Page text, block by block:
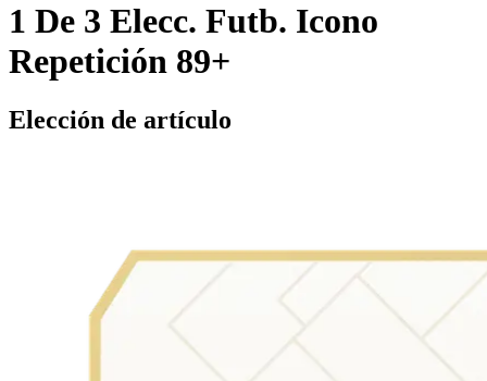
1 De 3 Elecc. Futb. Icono
Repetición 89+
Elección de artículo